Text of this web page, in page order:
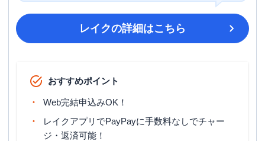
レイクの詳細はこちら
おすすめポイント
Web完結申込みOK！
レイクアプリでPayPayに手数料なしでチャー
ジ・返済可能！